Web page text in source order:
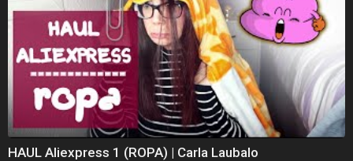
HAUL Aliexpress 1 (ROPA) | Carla Laubalo